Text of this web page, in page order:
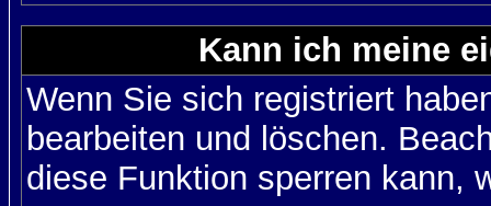
Kann ich meine
Wenn Sie sich registriert
bearbeiten und löschen.
diese Funktion sperren kann,